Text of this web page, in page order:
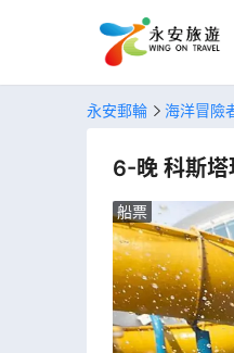
永安郵輪 海洋冒險
6-晚 科斯
船票